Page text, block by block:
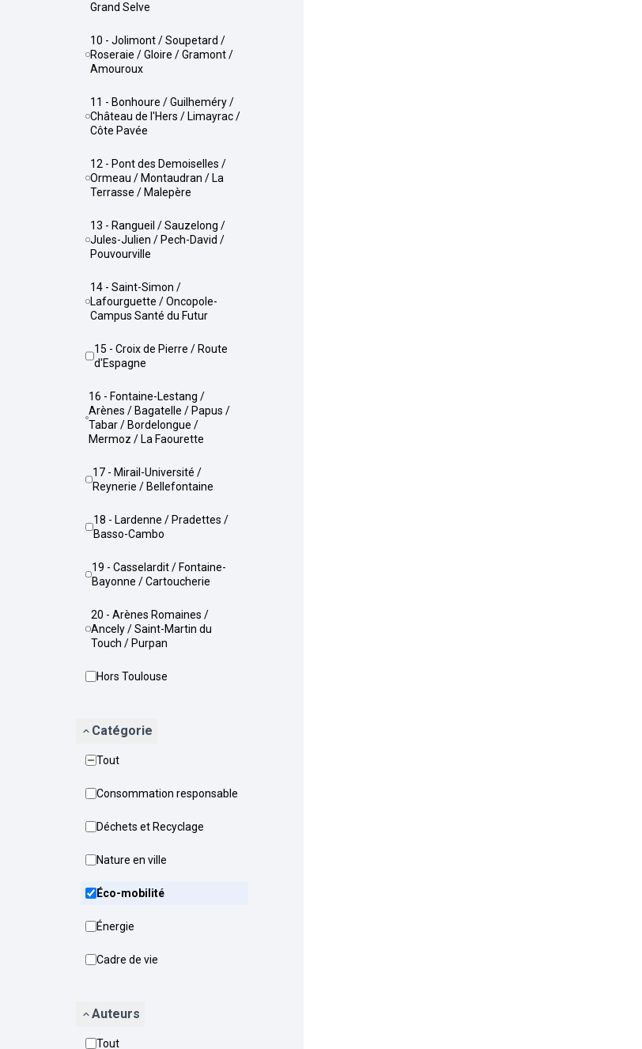
Grand Selve
10 - Jolimont / Soupetard /
Roseraie / Gloire / Gramont /
Amouroux
11 - Bonhoure / Guilheméry /
Château de l'Hers / Limayrac /
Côte Pavée
12 - Pont des Demoiselles /
Ormeau / Montaudran / La
Terrasse / Malepère
13 - Rangueil / Sauzelong /
Jules-Julien / Pech-David /
Pouvourville
14 - Saint-Simon /
Lafourguette / Oncopole-
Campus Santé du Futur
15 - Croix de Pierre / Route
d'Espagne
16 - Fontaine-Lestang /
Arènes / Bagatelle / Papus /
Tabar / Bordelongue /
Mermoz / La Faourette
17 - Mirail-Université /
Reynerie / Bellefontaine
18 - Lardenne / Pradettes /
Basso-Cambo
19 - Casselardit / Fontaine-
Bayonne / Cartoucherie
20 - Arènes Romaines /
Ancely / Saint-Martin du
Touch / Purpan
Hors Toulouse
Catégorie
Tout
Consommation responsable
Déchets et Recyclage
Nature en ville
Éco-mobilité
Énergie
Cadre de vie
Auteurs
Tout